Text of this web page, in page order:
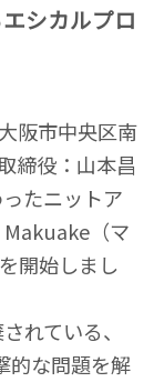
シカルプロ
阪市中央区南
締役：山本昌
たニットア
（マ
開始しまし
れている、
的な問題を解